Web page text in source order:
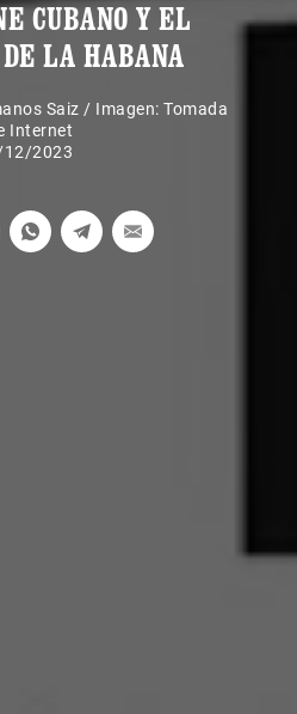
CUBANO Y EL
LA HABANA
Saiz / Imagen: Tomada
Internet
12/2023